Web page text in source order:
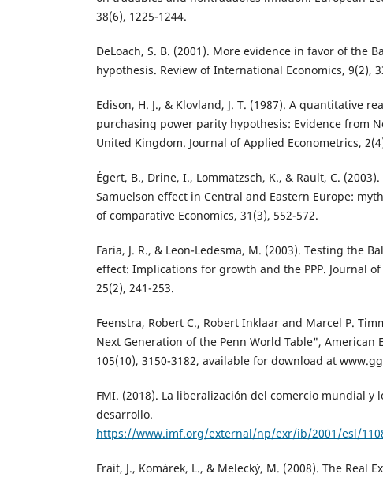
38(6), 1225-1244.
DeLoach, S. B. (2001). More evidence in favor of the
hypothesis. Review of International Economics, 9(2),
Edison, H. J., & Klovland, J. T. (1987). A quantitative
purchasing power parity hypothesis: Evidence from
United Kingdom. Journal of Applied Econometrics,
Égert, B., Drine, I., Lommatzsch, K., & Rault, C. (2003).
Samuelson effect in Central and Eastern Europe:
of comparative Economics, 31(3), 552-572.
Faria, J. R., & Leon-Ledesma, M. (2003). Testing the
effect: Implications for growth and the PPP. Journal
25(2), 241-253.
Feenstra, Robert C., Robert Inklaar and Marcel P.
Next Generation of the Penn World Table", American
105(10), 3150-3182, available for download at
FMI. (2018). La liberalización del comercio mundial y
desarrollo.
https://www.imf.org/external/np/exr/ib/2001/esl/
Frait, J., Komárek, L., & Melecký, M. (2008). The Real